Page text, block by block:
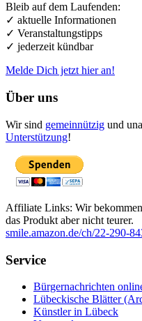
Bleib auf dem Laufenden:
✓ aktuelle Informationen
✓ Veranstaltungstipps
✓ jederzeit kündbar
Melde Dich jetzt hier an!
Über uns
Wir sind gemeinnützig und
Unterstützung!
Affiliate Links: Wir
das Produkt aber nicht teurer.
smile.amazon.de/ch/22-290-
Service
Bürgernachrichten
Lübeckische Blätter
Künstler in Lübeck